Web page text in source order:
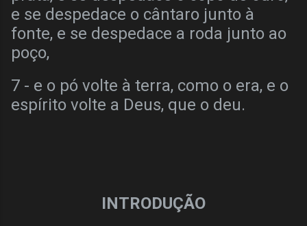
e se despedace o cântaro junto à
fonte, e se despedace a roda junto ao
poço,
7 - e o pó volte à terra, como o era, e o
espírito volte a Deus, que o deu.
INTRODUÇÃO